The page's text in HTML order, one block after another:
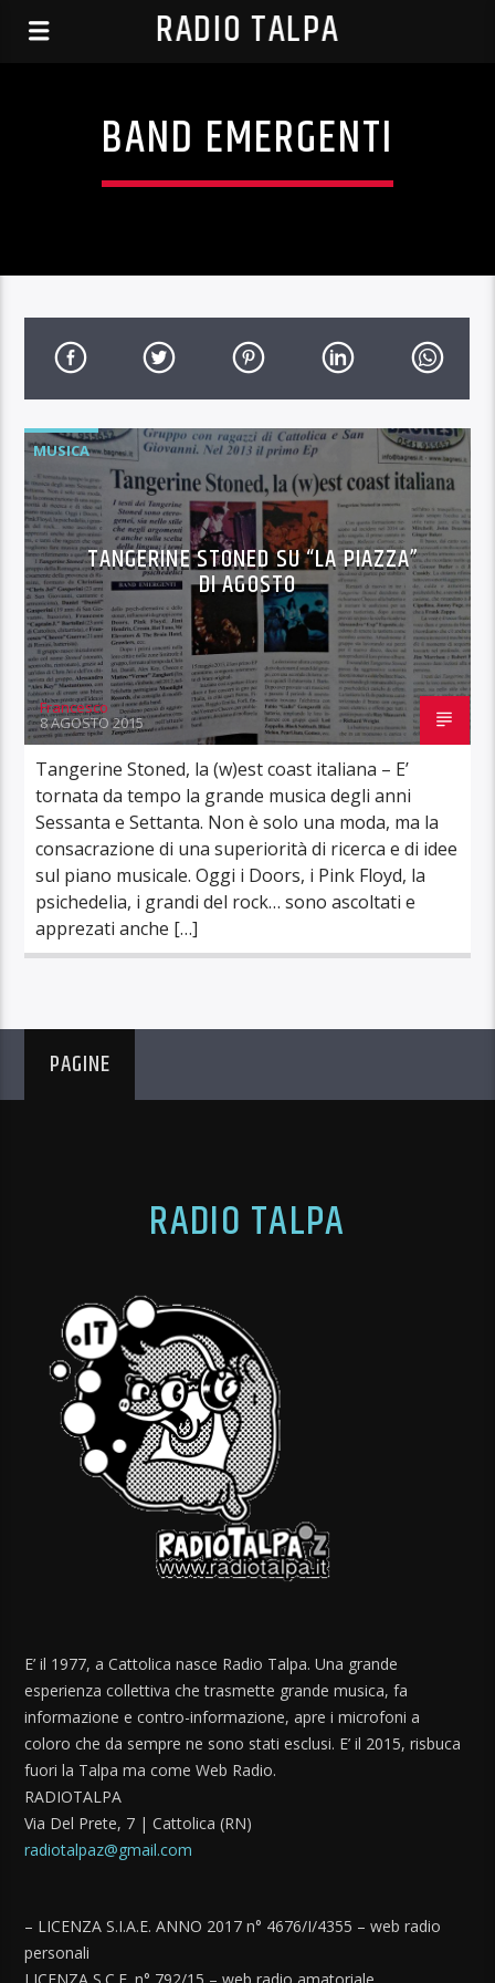
RADIO TALPA
BAND EMERGENTI
MUSICA
TANGERINE STONED SU “LA PIAZZA”
DI AGOSTO
Francesco
8 AGOSTO 2015
Tangerine Stoned, la (w)est coast italiana – E’
tornata da tempo la grande musica degli anni
Sessanta e Settanta. Non è solo una moda, ma la
consacrazione di una superiorità di ricerca e di idee
sul piano musicale. Oggi i Doors, i Pink Floyd, la
psichedelia, i grandi del rock… sono ascoltati e
apprezati anche […]
PAGINE
RADIO TALPA
E’ il 1977, a Cattolica nasce Radio Talpa. Una grande
esperienza collettiva che trasmette grande musica, fa
informazione e contro-informazione, apre i microfoni a
coloro che da sempre ne sono stati esclusi. E’ il 2015, risbuca
fuori la Talpa ma come Web Radio.
RADIOTALPA
Via Del Prete, 7 | Cattolica (RN)
radiotalpaz@gmail.com
– LICENZA S.I.A.E. ANNO 2017 n° 4676/I/4355 – web radio
personali